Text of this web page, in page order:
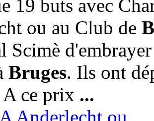
19 buts avec
ou au Club de
Scimè
Bruges. Ils ont
ce prix ...